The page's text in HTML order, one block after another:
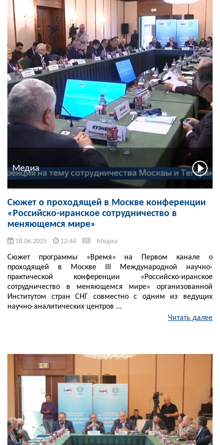
Медиа
Сюжет о проходящей в Москве конференции
«Российско-иранское сотрудничество в
меняющемся мире»
18.06.2025 12:44 Медиа
Сюжет программы «Время» на Первом канале о
проходящей в Москве III Международной научно-
практической конференции «Российско-иранское
сотрудничество в меняющемся мире» организованной
Институтом стран СНГ совместно с одним из ведущих
научно-аналитических центров ...
Читать далее